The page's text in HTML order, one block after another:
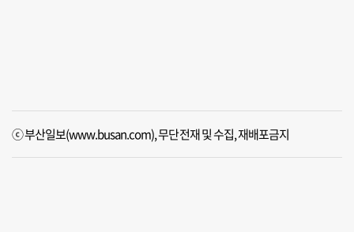
ⓒ 부산일보(www.busan.com), 무단전재 및 수집, 재배포금지